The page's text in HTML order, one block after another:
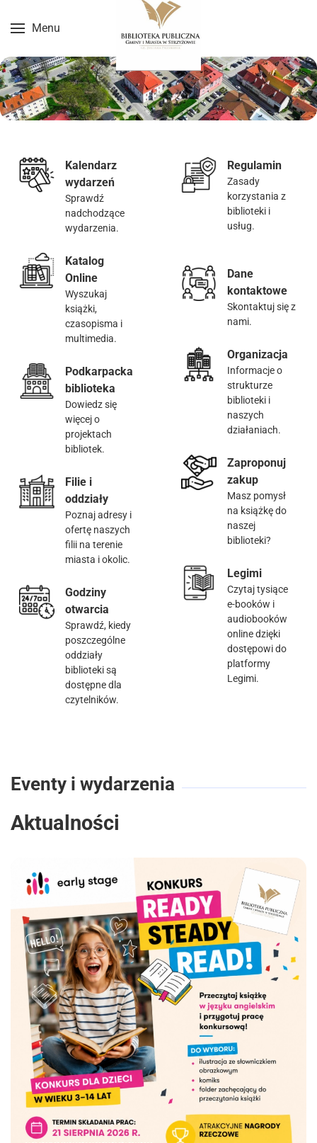
Przejdź do treści głównej
Menu
Kalendarz
wydarzeń
Sprawdź
nadchodzące
wydarzenia.
Katalog
Online
Wyszukaj
książki,
czasopisma i
multimedia.
Podkarpacka
biblioteka
Dowiedz się
więcej o
projektach
bibliotek.
Filie i
oddziały
Poznaj adresy i
ofertę naszych
filii na terenie
miasta i okolic.
Godziny
otwarcia
Sprawdź, kiedy
poszczególne
oddziały
biblioteki są
dostępne dla
czytelników.
Regulamin
Zasady
korzystania z
biblioteki i
usług.
Dane
kontaktowe
Skontaktuj się z
nami.
Organizacja
Informacje o
strukturze
biblioteki i
naszych
działaniach.
Zaproponuj
zakup
Masz pomysł
na książkę do
naszej
biblioteki?
Legimi
Czytaj tysiące
e-booków i
audiobooków
online dzięki
dostępowi do
platformy
Legimi.
Eventy i wydarzenia
Aktualności